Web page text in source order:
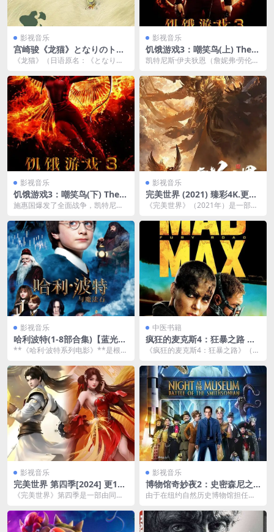
影视音乐
宫崎骏《龙猫》となりのトト
ロ 1080p remux (1988) 24.5
《龙猫》（日语原名：《となりの
r Tot...
影视音乐
饥饿游戏3：嘲笑鸟(上) The H
unger Games: Mockingjay
4) 72.12GB 中文字幕
凯特尼斯·伊夫狄恩（詹妮弗·劳伦斯
毁了，可她却活了...
影视音乐
饥饿游戏3：嘲笑鸟(下) The H
unger Games: Mockingjay
5)
施惠国爆发了全面战争，凯特尼斯
饰...
影视音乐
完美世界 (2021) 臻彩4K.更新
至190集
《完美世界》（2021年）是一部改
集，讲述了主人公石...
影视音乐
哈利波特(1-8部合集)【蓝光4
K.HDR】【杜比视界】【国台
特效字幕】
**《哈利·波特系列电影》**是根据
列，共包含...
中医书籍
疯狂的麦克斯4：狂暴之路 Ma
d Max: Fury Road 2160p re
幕
《疯狂的麦克斯4：狂暴之路》（M
影视音乐
完美世界 第四季[2024] 更190
集
《完美世界》第四季是一部由同名
辰东创作的经典玄幻小...
影视音乐
博物馆奇妙夜2：史密森尼之
战 (2009) 1080p BDRip 国英
由于在纽约自然历史博物馆担任警
en Still...